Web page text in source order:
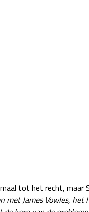
tot het recht, maar
met James Vowles,